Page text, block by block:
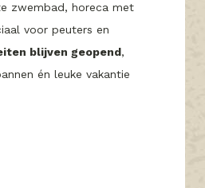
zwembad, horeca met
voor peuters en
blijven geopend,
én leuke vakantie